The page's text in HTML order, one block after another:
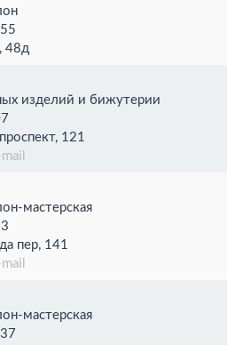
48д
изделий и бижутерии
121
мастерская
пер, 141
мастерская